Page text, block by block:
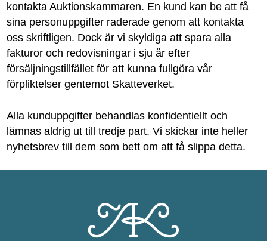
kontakta Auktionskammaren. En kund kan be att få
sina personuppgifter raderade genom att kontakta
oss skriftligen. Dock är vi skyldiga att spara alla
fakturor och redovisningar i sju år efter
försäljningstillfället för att kunna fullgöra vår
förpliktelser gentemot Skatteverket.
Alla kunduppgifter behandlas konfidentiellt och
lämnas aldrig ut till tredje part. Vi skickar inte heller
nyhetsbrev till dem som bett om att få slippa detta.